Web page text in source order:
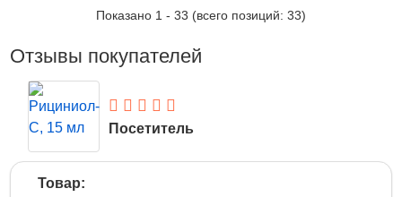
Показано 1 - 33 (всего позиций: 33)
Отзывы покупателей
Посетитель
Товар: